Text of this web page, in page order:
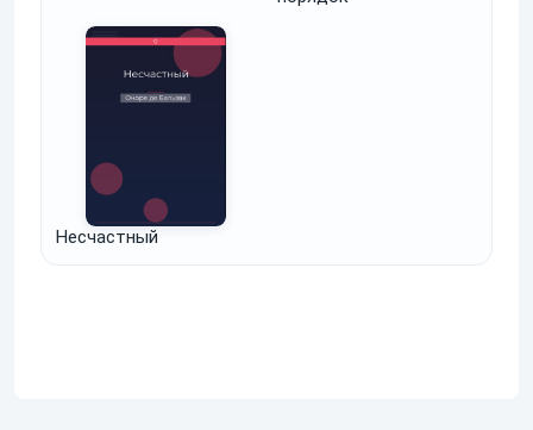
Несчастный